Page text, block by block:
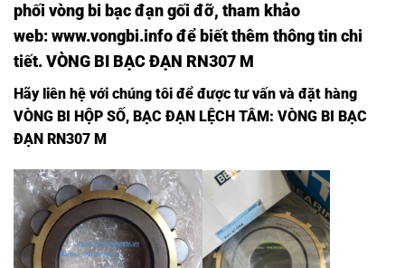
phối vòng bi bạc đạn gối đỡ, tham khảo
web:www.vongbi.infođể biết thêm thông tin chi
tiết. VÒNG BI BẠC ĐẠN RN307 M
Hãy liên hệ với chúng tôi để được tư vấn và đặt hàng
VÒNG BI HỘP SỐ, BẠC ĐẠN LỆCH TÂM : VÒNG BI BẠC
ĐẠN RN307 M